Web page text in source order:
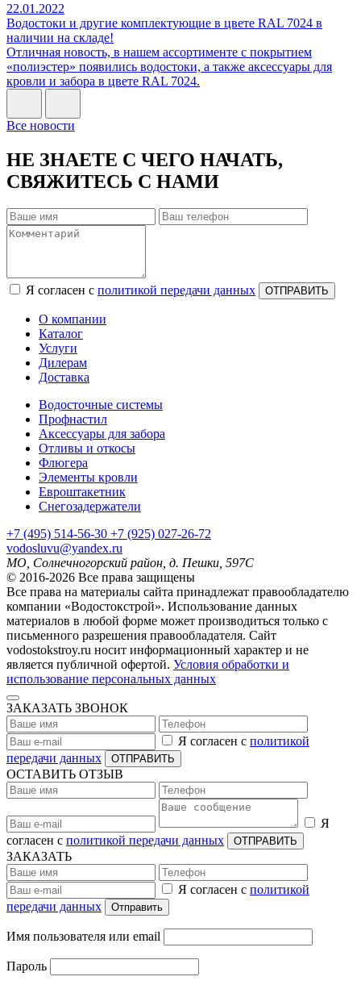
22.01.2022
Водостоки и другие комплектующие в цвете RAL 7024 в
наличии на складе!
Отличная новость, в нашем ассортименте с покрытием
«полиэстер» появились водостоки, а также аксессуары для
кровли и забора в цвете RAL 7024.
Все новости
НЕ ЗНАЕТЕ С ЧЕГО НАЧАТЬ,
СВЯЖИТЕСЬ С НАМИ
Я согласен с политикой передачи данных ОТПРАВИТЬ
О компании
Каталог
Услуги
Дилерам
Доставка
Водосточные системы
Профнастил
Аксессуары для забора
Отливы и откосы
Флюгера
Элементы кровли
Евроштакетник
Снегозадержатели
+7 (495) 514-56-30 +7 (925) 027-26-72
vodosluvu@yandex.ru
МО, Солнечногорский район, д. Пешки, 597С
© 2016-2026 Все права защищены
Все права на материалы сайта принадлежат правообладателю
компании «Водостокстрой». Использование данных
материалов в любой форме может производиться только с
письменного разрешения правообладателя. Сайт
vodostokstroy.ru носит информационный характер и не
является публичной офертой. Условия обработки и
использование персональных данных
ЗАКАЗАТЬ ЗВОНОК
Я согласен с политикой
передачи данных
ОТПРАВИТЬ
ОСТАВИТЬ ОТЗЫВ
Я
согласен с политикой передачи данных ОТПРАВИТЬ
ЗАКАЗАТЬ
Я согласен с политикой
передачи данных
Отправить
Имя пользователя или email
Пароль